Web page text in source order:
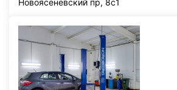
Новоясеневский пр, 8с1